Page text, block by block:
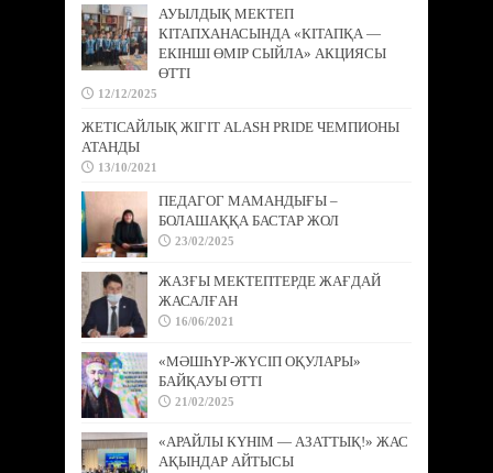
АУЫЛДЫҚ МЕКТЕП
КІТАПХАНАСЫНДА «КІТАПҚА —
ЕКІНШІ ӨМІР СЫЙЛА» АКЦИЯСЫ
ӨТТІ
12/12/2025
ЖЕТІСАЙЛЫҚ ЖІГІТ ALASH PRIDE ЧЕМПИОНЫ
АТАНДЫ
13/10/2021
ПЕДАГОГ МАМАНДЫҒЫ –
БОЛАШАҚҚА БАСТАР ЖОЛ
23/02/2025
ЖАЗҒЫ МЕКТЕПТЕРДЕ ЖАҒДАЙ
ЖАСАЛҒАН
16/06/2021
«МӘШҺҮР-ЖҮСІП ОҚУЛАРЫ»
БАЙҚАУЫ ӨТТІ
21/02/2025
«АРАЙЛЫ КҮНІМ — АЗАТТЫҚ!» ЖАС
АҚЫНДАР АЙТЫСЫ